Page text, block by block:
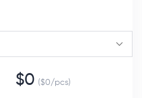
$0 ($0/pcs)